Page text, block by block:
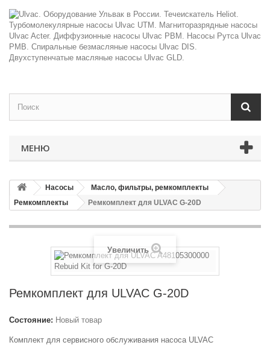
МЕНЮ
Насосы
Масло, фильтры, ремкомплекты
Ремкомплекты
Ремкомплект для ULVAC G-20D
Увеличить
Ремкомплект для ULVAC G-20D
Состояние: Новый товар
Комплект для сервисного обслуживания насоса ULVAC